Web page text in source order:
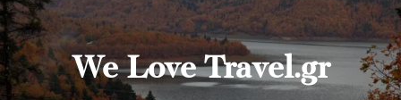
We Love Travel.gr